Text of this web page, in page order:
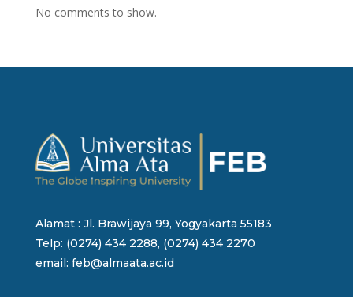
No comments to show.
Alamat : Jl. Brawijaya 99, Yogyakarta 55183
Telp: (0274) 434 2288, (0274) 434 2270
email: feb@almaata.ac.id